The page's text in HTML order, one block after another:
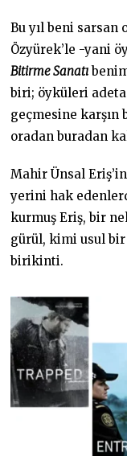
Bu yıl beni
Özyürek’le -yani
Bitirme Sanatı
biri; öyküleri
geçmesine karşın
oradan buradan
Mahir Ünsal
yerini hak
kurmuş Eriş, bir
gürül, kimi usul bir
birikinti.